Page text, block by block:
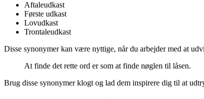
Aftaleudkast
Første udkast
Lovudkast
Trontaleudkast
Disse synonymer kan være nyttige, når du arbejder med at
At finde det rette ord er som at finde nøglen til låsen.
Brug disse synonymer klogt og lad dem inspirere dig til at